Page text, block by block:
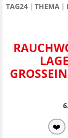
TAG24 THEMA
❤️